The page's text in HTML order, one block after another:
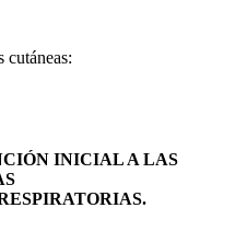
cutáneas:
INICIAL A LAS